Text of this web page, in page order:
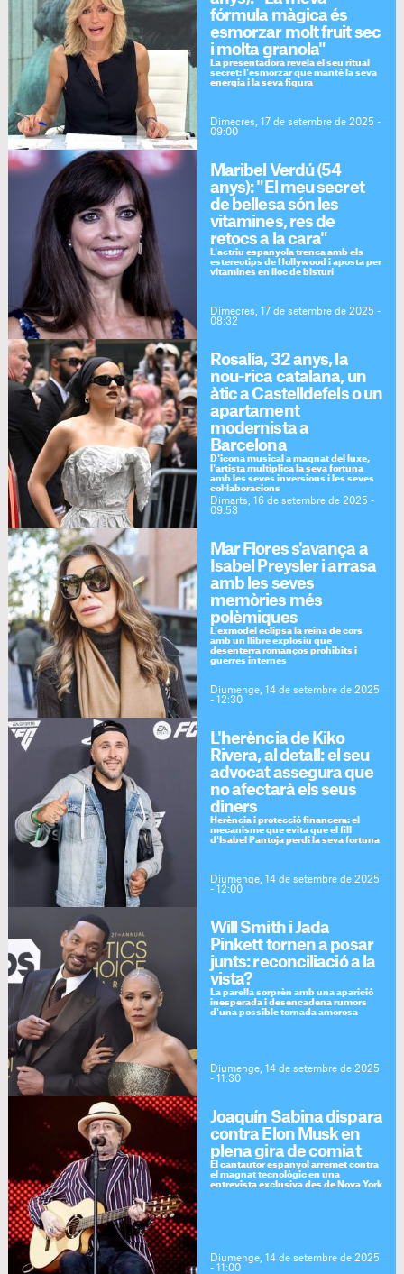
fórmula màgica és
esmorzar molt fruit sec
i molta granola"
La presentadora revela el seu ritual
secret: l'esmorzar que manté la seva
energia i la seva figura
Dimecres, 17 de setembre de 2025 -
09:00
Maribel Verdú (54
anys): "El meu secret
de bellesa són les
vitamines, res de
retocs a la cara"
L'actriu espanyola trenca amb els
estereotips de Hollywood i aposta per
vitamines en lloc de bisturí
Dimecres, 17 de setembre de 2025 -
08:32
Rosalía, 32 anys, la
nou-rica catalana, un
àtic a Castelldefels o un
apartament
modernista a
Barcelona
D'icona musical a magnat del luxe,
l'artista multiplica la seva fortuna
amb les seves inversions i les seves
col·laboracions
Dimarts, 16 de setembre de 2025 -
09:53
Mar Flores s'avança a
Isabel Preysler i arrasa
amb les seves
memòries més
polèmiques
L'exmodel eclipsa la reina de cors
amb un llibre explosiu que
desenterra romanços prohibits i
guerres internes
Diumenge, 14 de setembre de 2025
- 12:30
L'herència de Kiko
Rivera, al detall: el seu
advocat assegura que
no afectarà els seus
diners
Herència i protecció financera: el
mecanisme que evita que el fill
d'Isabel Pantoja perdi la seva fortuna
Diumenge, 14 de setembre de 2025
- 12:00
Will Smith i Jada
Pinkett tornen a posar
junts: reconciliació a la
vista?
La parella sorprèn amb una aparició
inesperada i desencadena rumors
d'una possible tornada amorosa
Diumenge, 14 de setembre de 2025
- 11:30
Joaquín Sabina dispara
contra Elon Musk en
plena gira de comiat
El cantautor espanyol arremet contra
el magnat tecnològic en una
entrevista exclusiva des de Nova York
Diumenge, 14 de setembre de 2025
- 11:00